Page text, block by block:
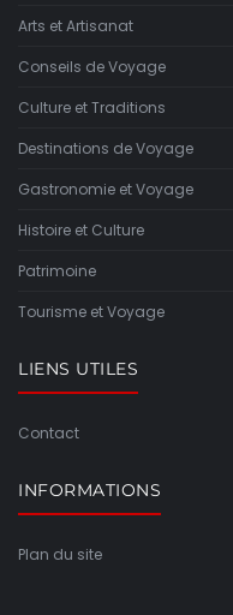
Arts et Artisanat
Conseils de Voyage
Culture et Traditions
Destinations de Voyage
Gastronomie et Voyage
Histoire et Culture
Patrimoine
Tourisme et Voyage
LIENS UTILES
Contact
INFORMATIONS
Plan du site